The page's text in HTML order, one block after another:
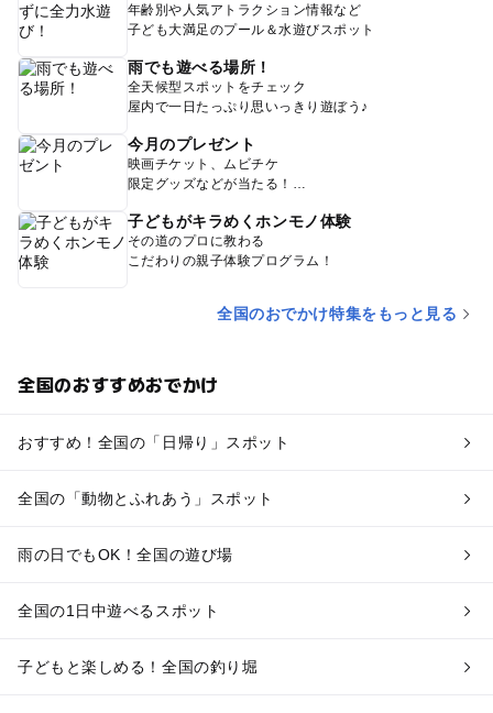
年齢別や人気アトラクション情報など
子ども大満足のプール＆水遊びスポット
雨でも遊べる場所！
全天候型スポットをチェック
屋内で一日たっぷり思いっきり遊ぼう♪
今月のプレゼント
映画チケット、ムビチケ
限定グッズなどが当たる！
子どもがキラめくホンモノ体験
その道のプロに教わる
こだわりの親子体験プログラム！
全国のおでかけ特集をもっと見る
全国のおすすめおでかけ
おすすめ！全国の「日帰り」スポット
全国の「動物とふれあう」スポット
雨の日でもOK！全国の遊び場
全国の1日中遊べるスポット
子どもと楽しめる！全国の釣り堀